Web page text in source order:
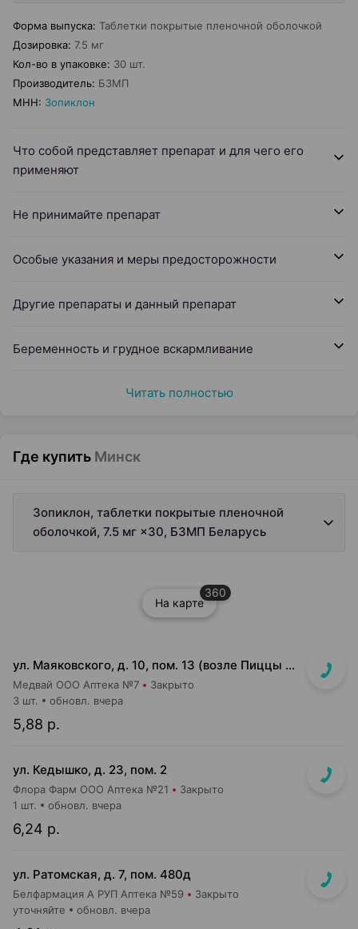
Форма выпуска: Таблетки покрытые пленочной оболочкой
Дозировка: 7.5 мг
Кол-во в упаковке: 30 шт.
Производитель: БЗМП
МНН: Зопиклон
Что собой представляет препарат и для чего его
применяют
Не принимайте препарат
Особые указания и меры предосторожности
Другие препараты и данный препарат
Беременность и грудное вскармливание
Читать полностью
Где купить Минск
Зопиклон, таблетки покрытые пленочной
оболочкой, 7.5 мг ×30, БЗМП Беларусь
На карте
360
ул. Маяковского, д. 10, пом. 13 (возле Пиццы Мании)
Медвай ООО Аптека №7 Закрыто
5,88 р.
3 шт. обновл. вчера
ул. Кедышко, д. 23, пом. 2
Флора Фарм ООО Аптека №21 Закрыто
6,24 р.
1 шт. обновл. вчера
ул. Ратомская, д. 7, пом. 480д
Белфармация А РУП Аптека №59 Закрыто
уточняйте обновл. вчера